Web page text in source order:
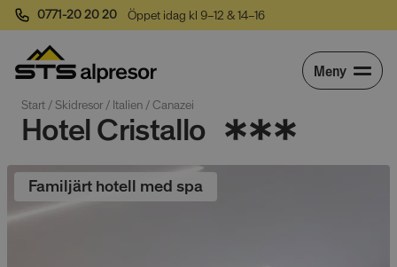
0771-20 20 20 Öppet idag kl 9–12 & 14–16
Meny
Start / Skidresor / Italien / Canazei
Hotel Cristallo
Familjärt hotell med spa